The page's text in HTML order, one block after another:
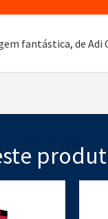
fantástica, de